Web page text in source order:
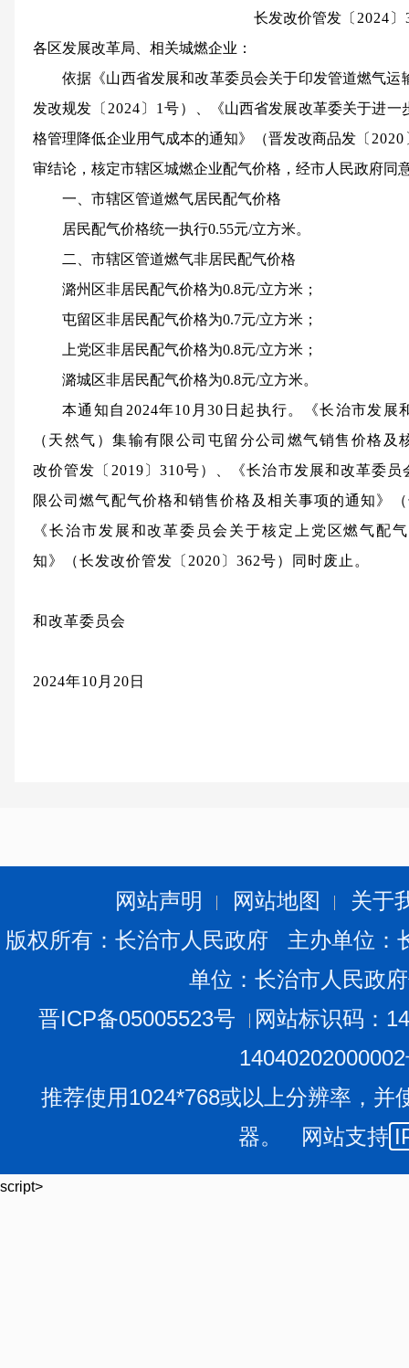
长发改价管发 〔2024
各区发展改革局、相关城燃企业：
依据《山西省发展和改革委员会关于印发管道燃气
发改规发 〔2024〕1号）、《山西省发展改革委关于进
格管理降低企业用气成本的通知》（晋发改商品发 〔
审结论，核定市辖区城燃企业配气价格，经市人民政府同
一、市辖区管道燃气居民配气价格
居民配气价格统一执行0.55元/立方米。
二、市辖区管道燃气非居民配气价格
潞州区非居民配气价格为0.8元/立方米；
屯留区非居民配气价格为0.7元/立方米；
上党区非居民配气价格为0.8元/立方米；
潞城区非居民配气价格为0.8元/立方米。
本通知自2024年10月30日起执行。《长治市发展
（天然气）集输有限公司屯留分公司燃气销售价格
改价管发〔2019〕310号）、《长治市发展和改革委
限公司燃气配气价格和销售价格及相关事项的通知》
《长治市发展和改革委员会关于核定上党区燃气配
知》（长发改价管发〔2020〕362号）同时废止。
和改革委员会
2024年10月20日
网站声明 网站地图
关于
版权所有：长治市人民政府 主办单位
单位：长治市人民政
晋ICP备05005523号
网站标识码：
推荐使用1024*768或以上分辨率，并
器。 网站支持
script>